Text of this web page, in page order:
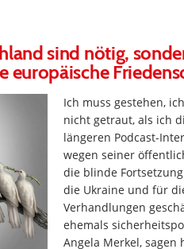
sind nötig,
europäische
Ich muss gestehen,
nicht getraut, als ich
längeren Podcast-
wegen seiner
die blinde
die Ukraine und für
Verhandlungen
ehemals
Angela Merkel, sagen